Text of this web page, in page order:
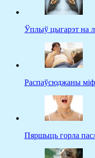
Ўплыў цыгарэт на
Распаўсюджаны
Пяршыць горла